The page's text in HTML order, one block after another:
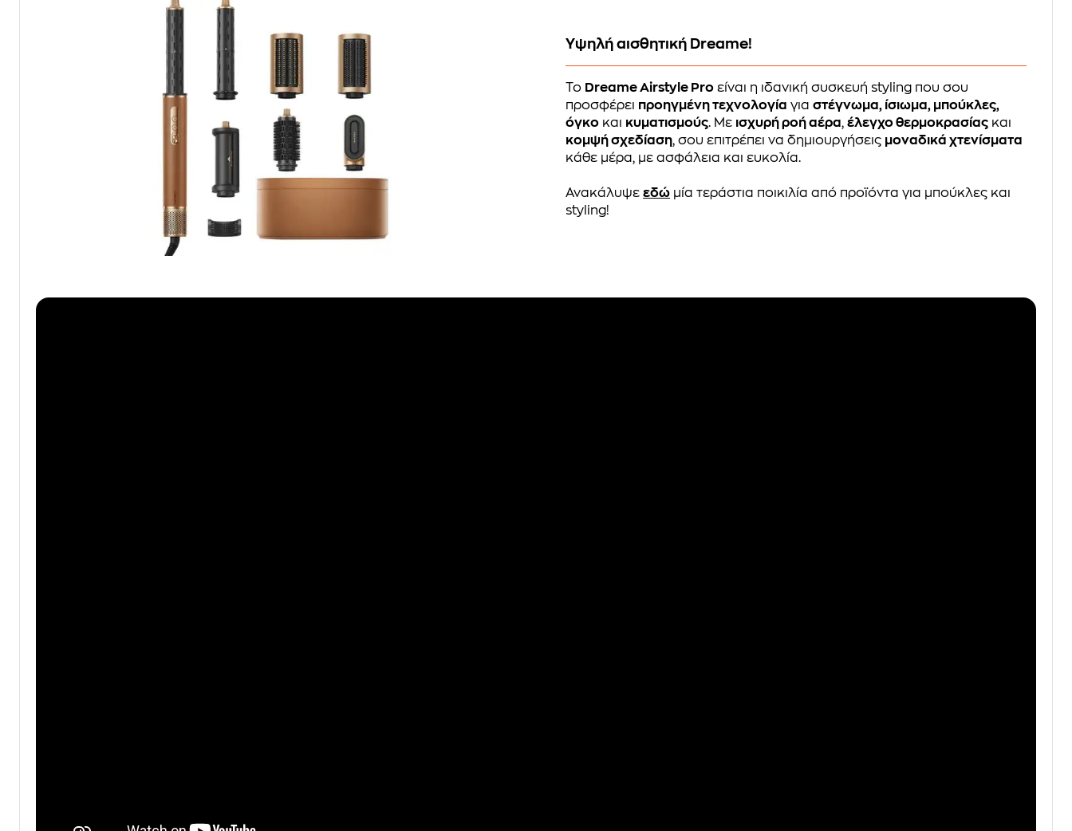
Υψηλή αισθητική Dreame!
Το Dreame Airstyle Pro είναι η ιδανική συσκευή styling που σου
προσφέρει προηγμένη τεχνολογία γιαστέγνωμα, ίσιωμα, μπούκλες,
όγκο και κυματισμούς. Με ισχυρή ροή αέρα,έλεγχο θερμοκρασίας και
κομψή σχεδίαση, σου επιτρέπει να δημιουργήσεις μοναδικά χτενίσματα
κάθε μέρα, με ασφάλεια και ευκολία.
Ανακάλυψεεδώ μία τεράστια ποικιλία από προϊόντα για μπούκλες και
styling!